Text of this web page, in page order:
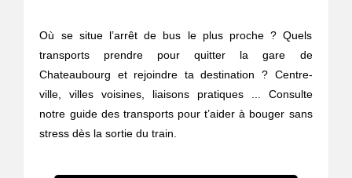
Où se situe l’arrêt de bus le plus proche ? Quels
transports prendre pour quitter la gare de
Chateaubourg et rejoindre ta destination ? Centre-
ville, villes voisines, liaisons pratiques ... Consulte
notre guide des transports pour t’aider à bouger sans
stress dès la sortie du train.